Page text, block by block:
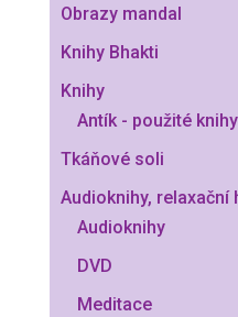
Obrazy mandal
Knihy Bhakti
Knihy
Antík - použité knihy
Tkáňové soli
Audioknihy, relaxační
Audioknihy
DVD
Meditace